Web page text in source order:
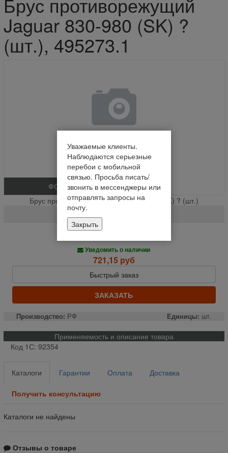
Jaguar 830-980 (SK) ?
(шт.), 495273.1
ФОТО
Брус противорежущий Jaguar 830-980 (SK) ? (шт.)
Уведомить о наличии
721,15 руб
Быстрый заказ
ЗАКАЗАТЬ
Производство: РФ Единицы: шт.
Применяемость и описание товара
Код 1С: 92354
Каталоги Гарантии Оплата Доставка
Получить консультацию
Каталоги не найдены
Отзывы о товаре
Уважаемые клиенты.
Наблюдаются серьезные
перебои с мобильной
связью. Просьба писать/
звонить в мессенджеры или
отправлять запросы на
почту.
Закрыть